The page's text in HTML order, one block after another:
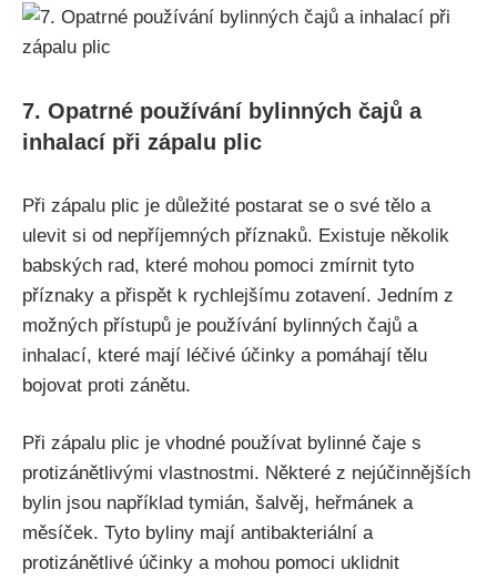
7. Opatrné používání bylinných čajů a
inhalací při zápalu plic
Při zápalu plic je důležité postarat se o své tělo ‌a
ulevit ⁣si od nepříjemných příznaků. Existuje několik
babských​ rad, které mohou pomoci zmírnit tyto
příznaky a přispět k rychlejšímu ‌zotavení. Jedním‍ z‌
možných přístupů je používání bylinných čajů a⁢
inhalací, které mají léčivé účinky a pomáhají tělu
bojovat proti​ zánětu.
Při zápalu plic je ⁤vhodné ‌používat bylinné čaje⁣ s
protizánětlivými ⁢vlastnostmi. Některé​ z nejúčinnějších
‍bylin jsou například tymián,‍ šalvěj, heřmánek a‍
měsíček. ‍Tyto byliny mají antibakteriální a⁤
protizánětlivé účinky a mohou ⁣pomoci uklidnit